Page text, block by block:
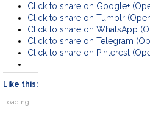
Click to share on Google+
Click to share on Tumblr
Click to share on WhatsApp
Click to share on Telegram
Click to share on Pinterest
Like this:
Loading...